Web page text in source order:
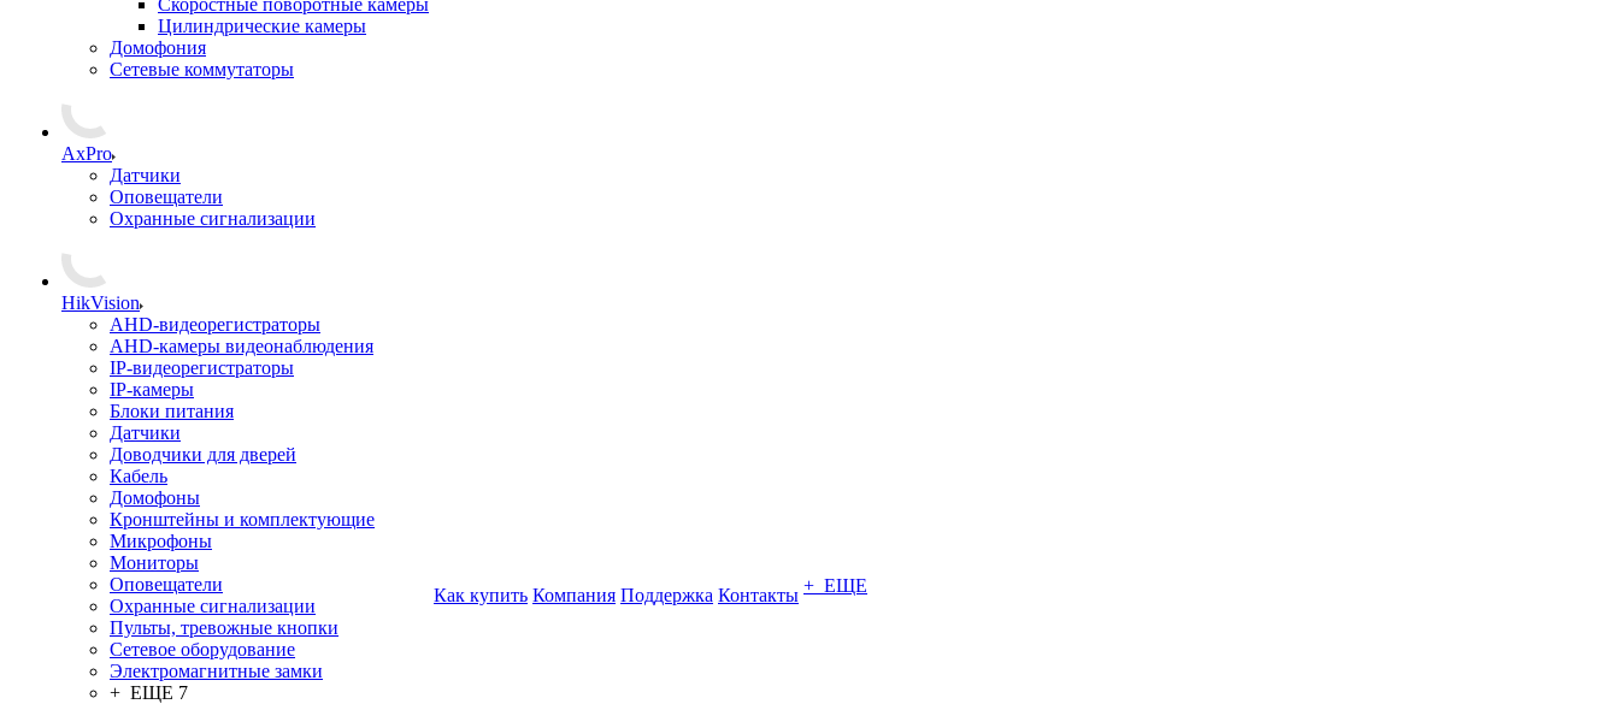
Скоростные поворотные камеры
Цилиндрические камеры
Домофония
Сетевые коммутаторы
AxPro
Датчики
Оповещатели
Охранные сигнализации
HikVision
AHD-видеорегистраторы
AHD-камеры видеонаблюдения
IP-видеорегистраторы
IP-камеры
Блоки питания
Датчики
Доводчики для дверей
Кабель
Домофоны
Кронштейны и комплектующие
Микрофоны
Мониторы
Оповещатели
Охранные сигнализации
Пульты, тревожные кнопки
Сетевое оборудование
Электромагнитные замки
+ ЕЩЕ 7
Как купить Компания Поддержка Контакты + ЕЩЕ